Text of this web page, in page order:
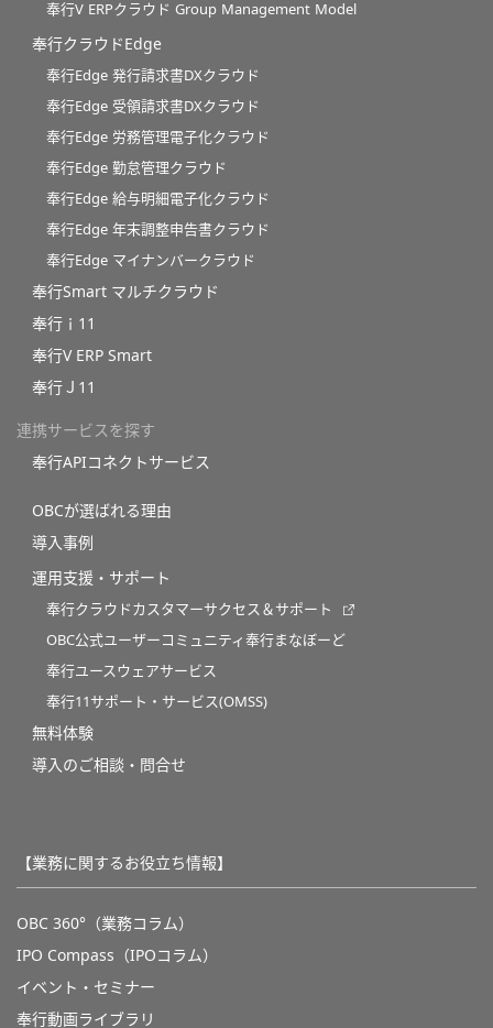
奉行V ERPクラウド Group Management Model
奉行クラウドEdge
奉行Edge 発行請求書DXクラウド
奉行Edge 受領請求書DXクラウド
奉行Edge 労務管理電子化クラウド
奉行Edge 勤怠管理クラウド
奉行Edge 給与明細電子化クラウド
奉行Edge 年末調整申告書クラウド
奉行Edge マイナンバークラウド
奉行Smart マルチクラウド
奉行ｉ11
奉行V ERP Smart
奉行Ｊ11
連携サービスを探す
奉行APIコネクトサービス
OBCが選ばれる理由
導入事例
運用支援・サポート
奉行クラウドカスタマーサクセス＆サポート
OBC公式ユーザーコミュニティ奉行まなぼーど
奉行ユースウェアサービス
奉行11サポート・サービス(OMSS)
無料体験
導入のご相談・問合せ
【業務に関するお役立ち情報】
OBC 360°（業務コラム）
IPO Compass（IPOコラム）
イベント・セミナー
奉行動画ライブラリ